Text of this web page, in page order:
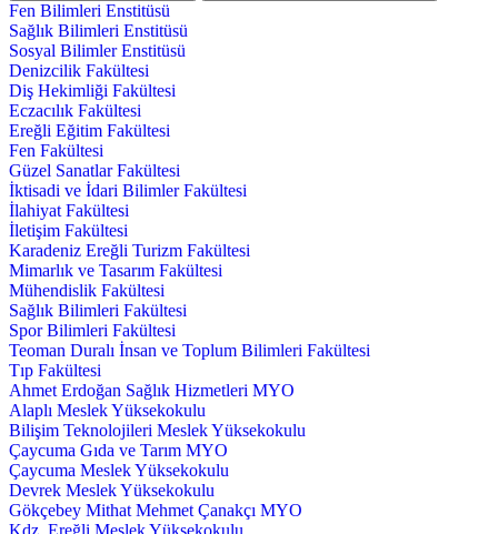
Fen Bilimleri Enstitüsü
Sağlık Bilimleri Enstitüsü
Sosyal Bilimler Enstitüsü
Denizcilik Fakültesi
Diş Hekimliği Fakültesi
Eczacılık Fakültesi
Ereğli Eğitim Fakültesi
Fen Fakültesi
Güzel Sanatlar Fakültesi
İktisadi ve İdari Bilimler Fakültesi
İlahiyat Fakültesi
İletişim Fakültesi
Karadeniz Ereğli Turizm Fakültesi
Mimarlık ve Tasarım Fakültesi
Mühendislik Fakültesi
Sağlık Bilimleri Fakültesi
Spor Bilimleri Fakültesi
Teoman Duralı İnsan ve Toplum Bilimleri Fakültesi
Tıp Fakültesi
Ahmet Erdoğan Sağlık Hizmetleri MYO
Alaplı Meslek Yüksekokulu
Bilişim Teknolojileri Meslek Yüksekokulu
Çaycuma Gıda ve Tarım MYO
Çaycuma Meslek Yüksekokulu
Devrek Meslek Yüksekokulu
Gökçebey Mithat Mehmet Çanakçı MYO